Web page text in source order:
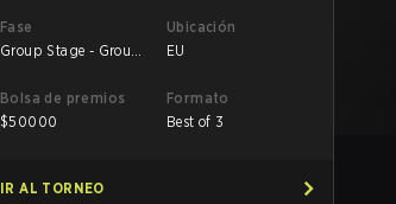
Fase
Group Stage - Group
Ubicación
EU
Bolsa de premios
$50000
Formato
Best of 3
IR AL TORNEO